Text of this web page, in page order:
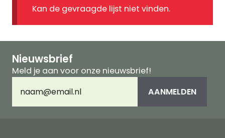
Kan de gevraagde lijst niet vinden.
Nieuwsbrief
Meld je aan voor onze nieuwsbrief!
mailadres(Vereist) AANMELDEN